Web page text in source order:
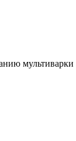
мультиварки